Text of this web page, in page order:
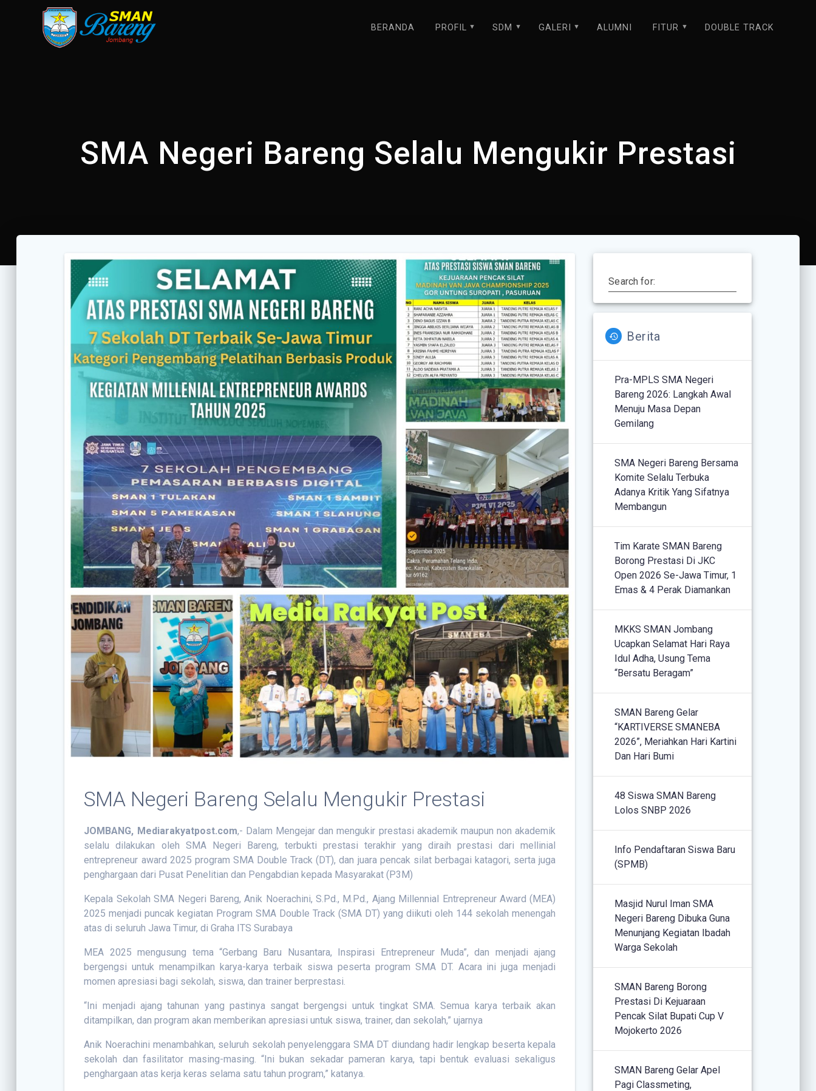
BERANDA PROFIL SDM GALERI ALUMNI FITUR DOUBLE TRACK
SMA Negeri Bareng Selalu Mengukir Prestasi
SMA Negeri Bareng Selalu Mengukir Prestasi
JOMBANG, Mediarakyatpost.com,- Dalam Mengejar dan mengukir prestasi akademik maupun non akademik
selalu dilakukan oleh SMA Negeri Bareng, terbukti prestasi terakhir yang diraih prestasi dari mellinial
entrepreneur award 2025 program SMA Double Track (DT), dan juara pencak silat berbagai katagori, serta juga
penghargaan dari Pusat Penelitian dan Pengabdian kepada Masyarakat (P3M)
Kepala Sekolah SMA Negeri Bareng, Anik Noerachini, S.Pd., M.Pd., Ajang Millennial Entrepreneur Award (MEA)
2025 menjadi puncak kegiatan Program SMA Double Track (SMA DT) yang diikuti oleh 144 sekolah menengah
atas di seluruh Jawa Timur, di Graha ITS Surabaya
MEA 2025 mengusung tema “Gerbang Baru Nusantara, Inspirasi Entrepreneur Muda”, dan menjadi ajang
bergengsi untuk menampilkan karya-karya terbaik siswa peserta program SMA DT. Acara ini juga menjadi
momen apresiasi bagi sekolah, siswa, dan trainer berprestasi.
“Ini menjadi ajang tahunan yang pastinya sangat bergengsi untuk tingkat SMA. Semua karya terbaik akan
ditampilkan, dan program akan memberikan apresiasi untuk siswa, trainer, dan sekolah,” ujarnya
Anik Noerachini menambahkan, seluruh sekolah penyelenggara SMA DT diundang hadir lengkap beserta kepala
sekolah dan fasilitator masing-masing. “Ini bukan sekadar pameran karya, tapi bentuk evaluasi sekaligus
penghargaan atas kerja keras selama satu tahun program,” katanya.
Search for:
Berita
Pra-MPLS SMA Negeri
Bareng 2026: Langkah Awal
Menuju Masa Depan
Gemilang
SMA Negeri Bareng Bersama
Komite Selalu Terbuka
Adanya Kritik Yang Sifatnya
Membangun
Tim Karate SMAN Bareng
Borong Prestasi Di JKC
Open 2026 Se-Jawa Timur, 1
Emas & 4 Perak Diamankan
MKKS SMAN Jombang
Ucapkan Selamat Hari Raya
Idul Adha, Usung Tema
“Bersatu Beragam”
SMAN Bareng Gelar
“KARTIVERSE SMANEBA
2026”, Meriahkan Hari Kartini
Dan Hari Bumi
48 Siswa SMAN Bareng
Lolos SNBP 2026
Info Pendaftaran Siswa Baru
(SPMB)
Masjid Nurul Iman SMA
Negeri Bareng Dibuka Guna
Menunjang Kegiatan Ibadah
Warga Sekolah
SMAN Bareng Borong
Prestasi Di Kejuaraan
Pencak Silat Bupati Cup V
Mojokerto 2026
SMAN Bareng Gelar Apel
Pagi Classmeting,